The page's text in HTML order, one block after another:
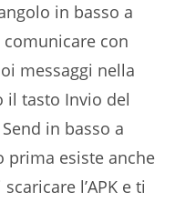
in basso a
con
messaggi nella
il tasto Invio del
in basso a
prima esiste anche
l’APK e ti